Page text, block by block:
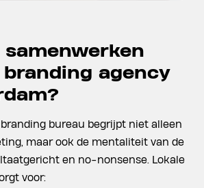
samenwerken
agency
bureau begrijpt niet alleen
maar ook de mentaliteit van de
en no-nonsense. Lokale
voor: